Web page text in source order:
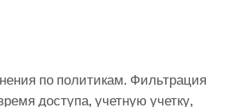
по политикам. Фильтрация
доступа, учетную учетку,